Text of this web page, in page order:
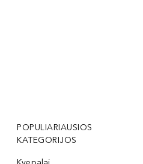
POPULIARIAUSIOS
KATEGORIJOS